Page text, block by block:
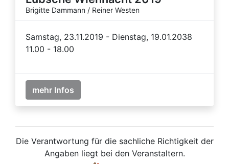
Brigitte Dammann / Reiner Westen
Samstag, 23.11.2019 - Dienstag, 19.01.2038
11.00 - 18.00
mehr Infos
Die Verantwortung für die sachliche Richtigkeit der
Angaben liegt bei den Veranstaltern.